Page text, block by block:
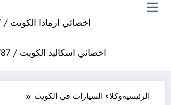
اخصائي ارمادا الكويت / 99527787 / كراج تصليح سيارات ارمادا
اخصائي اسكاليد الكويت / 99527787 / كراج تصليح سيارات اسكاليد
الرئيسيةوكلاء السيارات في الكويت